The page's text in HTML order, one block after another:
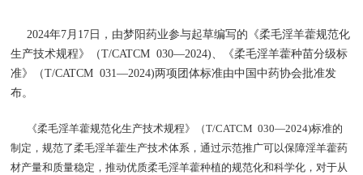
2024年7月17日，由梦阳药业参与起草编写的《柔毛淫羊藿规范化
生产技术规程》（T/CATCM 030—2024)、《柔毛淫羊藿种苗分级标
准》（T/CATCM 031—2024)两项团体标准由中国中药协会批准发
布。
《柔毛淫羊藿规范化生产技术规程》（T/CATCM 030—2024)标准的
制定，规范了柔毛淫羊藿生产技术体系，通过示范推广可以保障淫羊藿药
材产量和质量稳定，推动优质柔毛淫羊藿种植的规范化和科学化，对于从